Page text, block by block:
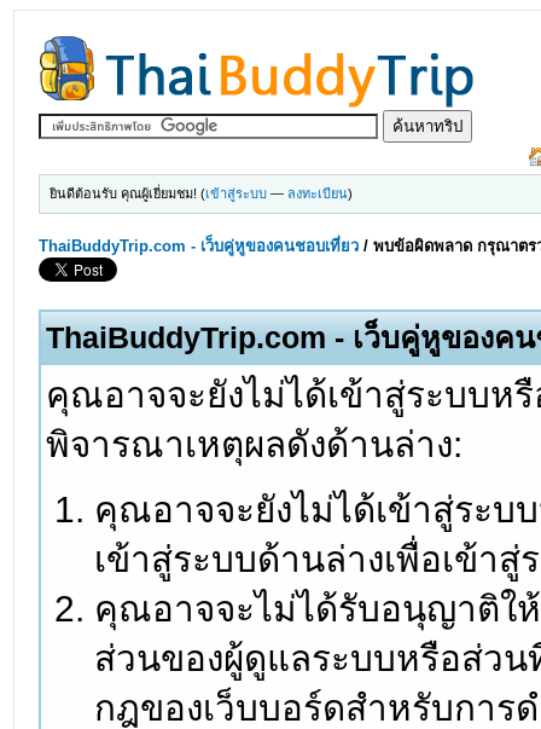
ยินดีต้อนรับ คุณผู้เยี่ยมชม! (เข้าสู่ระบบ — ลงทะเบียน)
ThaiBuddyTrip.com - เว็บคู่หูของคนชอบเที่ยว /พบข้อผิดพลาด กรุณาตร
ThaiBuddyTrip.com - เว็บคู่หูของค
คุณอาจจะยังไม่ได้เข้าสู่ระบบ
พิจารณาเหตุผลดังด้านล่าง:
คุณอาจจะยังไม่ได้เข้าสู่ระบ
เข้าสู่ระบบด้านล่างเพื่อเข้า
คุณอาจจะไม่ได้รับอนุญาติใ
ส่วนของผู้ดูแลระบบหรือส่ว
กฎของเว็บบอร์ดสำหรับการ